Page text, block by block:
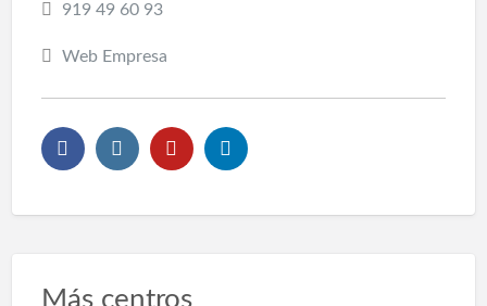
919 49 60 93
Web Empresa
Más centros